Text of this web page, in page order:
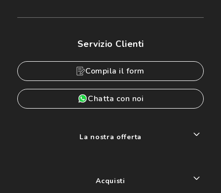
Servizio Clienti
Compila il form
Chatta con noi
La nostra offerta
Acquisti